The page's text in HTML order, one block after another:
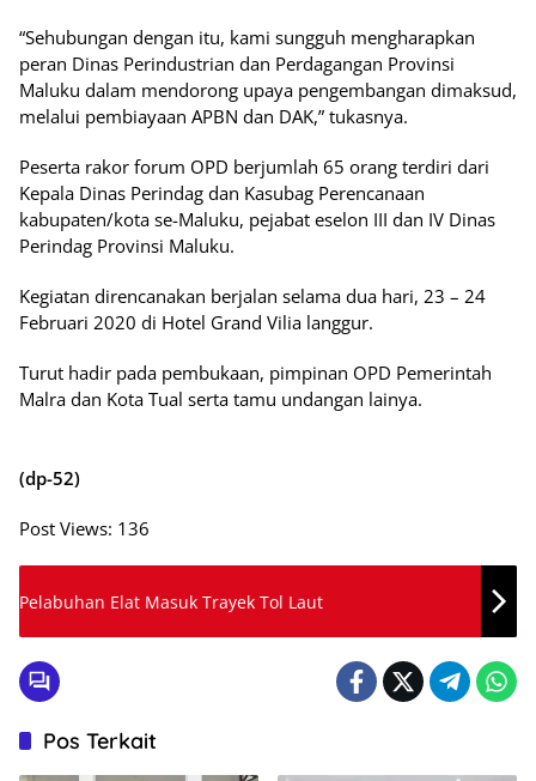
“Sehubungan dengan itu, kami sungguh mengharapkan
peran Dinas Perindustrian dan Perdagangan Provinsi
Maluku dalam mendorong upaya pengembangan dimaksud,
melalui pembiayaan APBN dan DAK,” tukasnya.
Peserta rakor forum OPD berjumlah 65 orang terdiri dari
Kepala Dinas Perindag dan Kasubag Perencanaan
kabupaten/kota se-Maluku, pejabat eselon III dan IV Dinas
Perindag Provinsi Maluku.
Kegiatan direncanakan berjalan selama dua hari, 23 – 24
Februari 2020 di Hotel Grand Vilia langgur.
Turut hadir pada pembukaan, pimpinan OPD Pemerintah
Malra dan Kota Tual serta tamu undangan lainya.
(dp-52)
Post Views: 136
Pelabuhan Elat Masuk Trayek Tol Laut
Pos Terkait